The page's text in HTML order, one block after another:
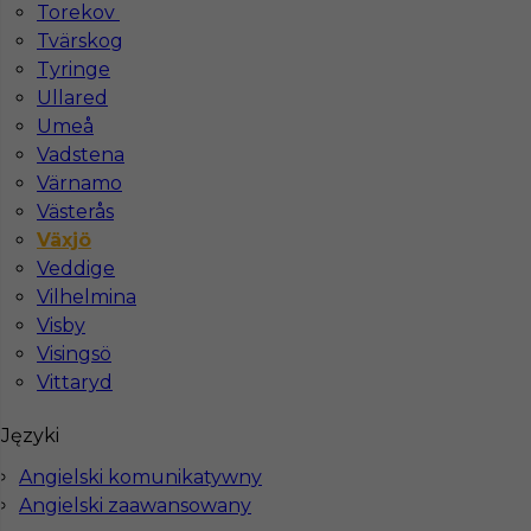
Torekov
Tvärskog
Tyringe
Ullared
Umeå
Vadstena
Värnamo
Västerås
Växjö
Veddige
Vilhelmina
Visby
Visingsö
Vittaryd
Języki
Angielski komunikatywny
Angielski zaawansowany
Praca w Szwecji - Sprzątaczka
Kategoria
Lokalizacja
Wymagane języki
Stawka 9 - 11 € / h